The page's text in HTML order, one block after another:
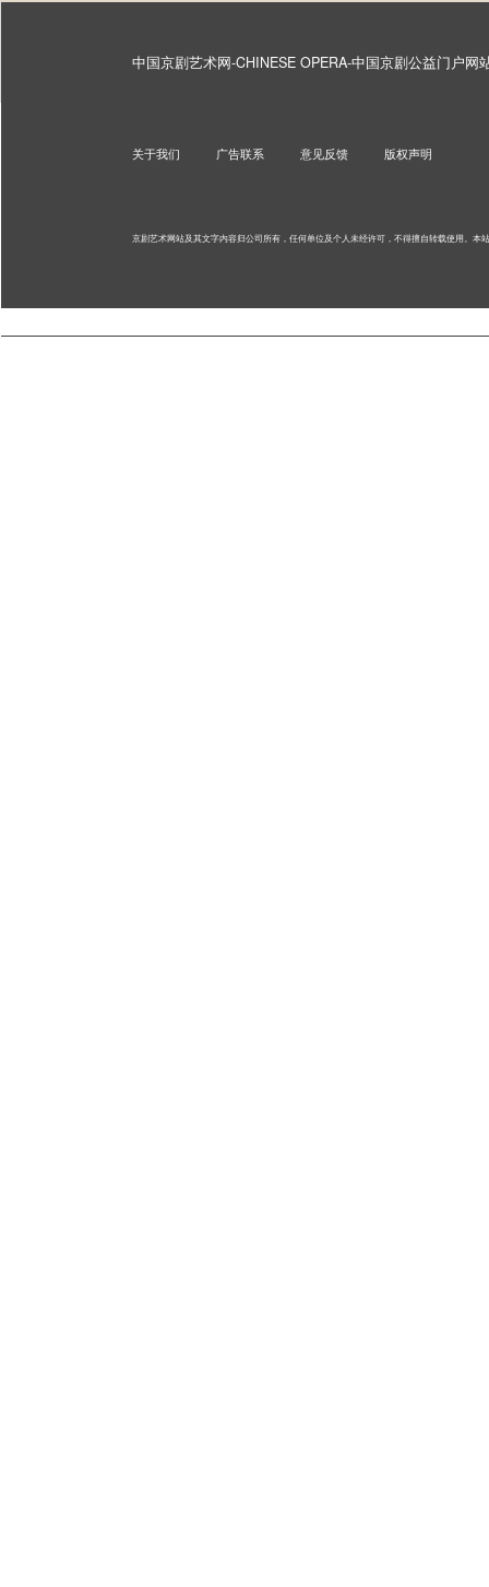
中国京剧艺术网-CHINESE OPERA-中国京剧公益门户网
关于我们 广告联系 意见反馈 版权声明
京剧艺术网站及其文字内容归公司所有，任何单位及个人未经许可，不得擅自转载使用。 本